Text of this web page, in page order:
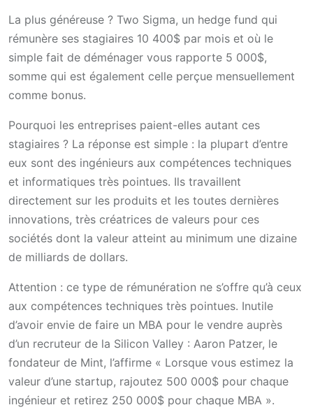
La plus généreuse ? Two Sigma, un hedge fund qui
rémunère ses stagiaires 10 400$ par mois et où le
simple fait de déménager vous rapporte 5 000$,
somme qui est également celle perçue mensuellement
comme bonus.
Pourquoi les entreprises paient-elles autant ces
stagiaires ? La réponse est simple : la plupart d’entre
eux sont des ingénieurs aux compétences techniques
et informatiques très pointues. Ils travaillent
directement sur les produits et les toutes dernières
innovations, très créatrices de valeurs pour ces
sociétés dont la valeur atteint au minimum une dizaine
de milliards de dollars.
Attention : ce type de rémunération ne s’offre qu’à ceux
aux compétences techniques très pointues. Inutile
d’avoir envie de faire un MBA pour le vendre auprès
d’un recruteur de la Silicon Valley : Aaron Patzer, le
fondateur de Mint, l’affirme « Lorsque vous estimez la
valeur d’une startup, rajoutez 500 000$ pour chaque
ingénieur et retirez 250 000$ pour chaque MBA ».